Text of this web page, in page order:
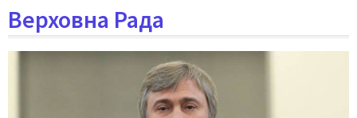
Верховна Рада